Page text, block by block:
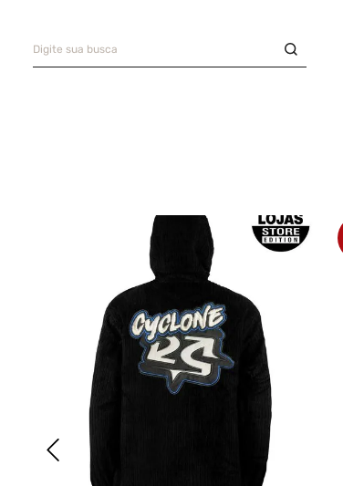
10º
Camiseta
Jaqueta Veludo
Calça
Recorte
Casaco
Saia
10 Camiseta